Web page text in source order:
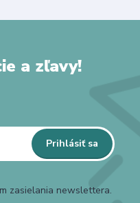
a zľavy!
Prihlásiť sa
zasielania newslettera.